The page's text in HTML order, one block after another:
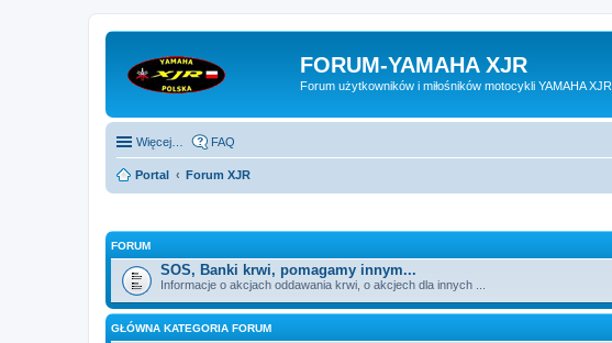
FORUM-YAMAHA XJR
Forum użytkowników i miłośników motocykli YAMAHA XJR.
Więcej… FAQ
Portal Forum XJR
FORUM
SOS, Banki krwi, pomagamy innym...
Informacje o akcjach oddawania krwi, o akcjech dla innych ...
GŁÓWNA KATEGORIA FORUM